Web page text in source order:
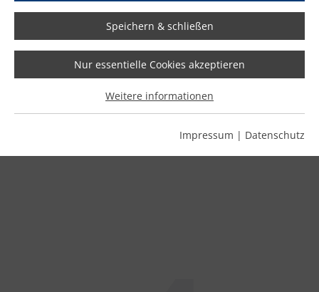
Speichern & schließen
Nur essentielle Cookies akzeptieren
Weitere informationen
Impressum | Datenschutz